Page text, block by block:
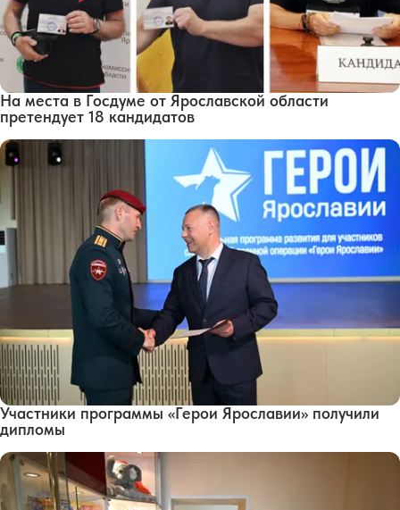
На места в Госдуме от Ярославской области
претендует 18 кандидатов
Участники программы «Герои Ярославии» получили
дипломы